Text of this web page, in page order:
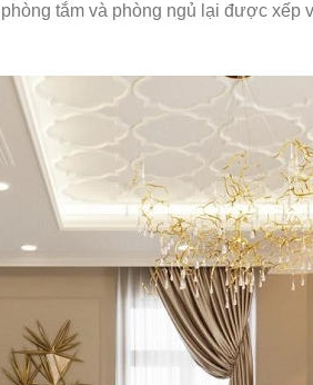
tắm và phòng ngủ lại được xếp